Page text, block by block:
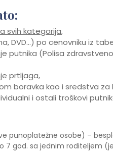
svih kategorija,
DVD…) po cenovniku iz
putnika (Polisa
prtljaga,
boravka kao i sredstva za
i ostali troškovi
punoplatežne osobe) –
god. sa jednim roditeljem